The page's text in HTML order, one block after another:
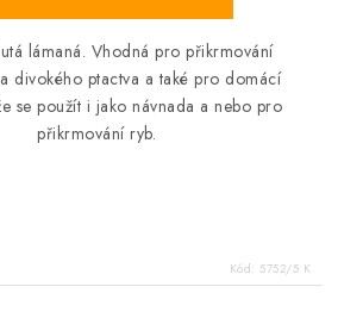
lámaná. Vhodná pro přikrmování
divokého ptactva a také pro domácí
se použít i jako návnada a nebo pro
přikrmování ryb.
Kód: 5752/5 K